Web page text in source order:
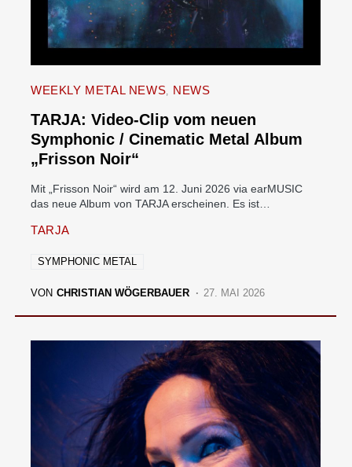
WEEKLY METAL NEWS NEWS
TARJA: Video-Clip vom neuen
Symphonic / Cinematic Metal Album
„Frisson Noir“
Mit „Frisson Noir“ wird am 12. Juni 2026 via earMUSIC
das neue Album von TARJA erscheinen. Es ist…
TARJA
SYMPHONIC METAL
VON CHRISTIAN WÖGERBAUER 27. MAI 2026